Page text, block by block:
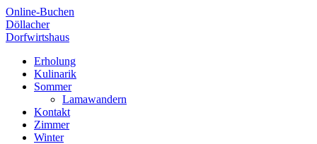
Online-Buchen
Döllacher
Dorfwirtshaus
Erholung
Kulinarik
Sommer
Lamawandern
Kontakt
Zimmer
Winter